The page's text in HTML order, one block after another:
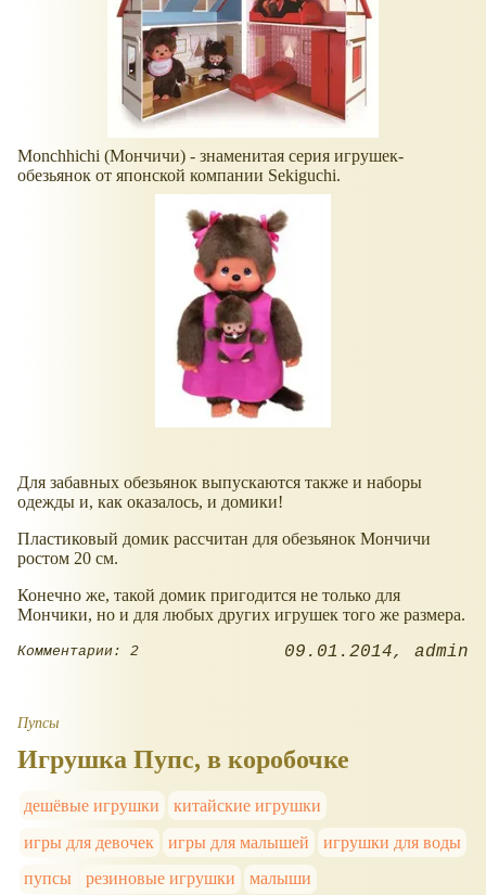
Monchhichi (Мончичи) - знаменитая серия игрушек-
обезьянок от японской компании Sekiguchi.
Для забавных обезьянок выпускаются также и наборы
одежды и, как оказалось, и домики!
Пластиковый домик рассчитан для обезьянок Мончичи
ростом 20 см.
Конечно же, такой домик пригодится не только для
Мончики, но и для любых других игрушек того же размера.
Комментарии: 2 09.01.2014 admin
Пупсы
Игрушка Пупс, в коробочке
дешёвые игрушки
китайские игрушки
игры для девочек
игры для малышей
игрушки для воды
пупсы
резиновые игрушки малыши